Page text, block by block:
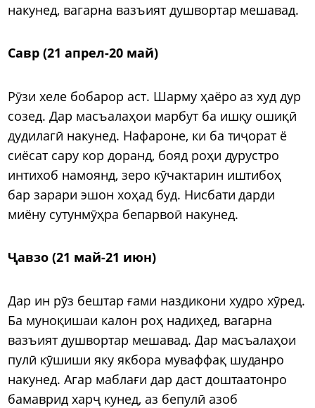
накунед, вагарна вазъият душвортар мешавад.
Савр (21 апрел-20 май)
Рӯзи хеле бобарор аст. Шарму ҳаёро аз худ дур
созед. Дар масъалаҳои марбут ба ишқу ошиқӣ
дудилагӣ накунед. Нафароне, ки ба тиҷорат ё
сиёсат сару кор доранд, бояд роҳи дурустро
интихоб намоянд, зеро кӯчактарин иштибоҳ
бар зарари эшон хоҳад буд. Нисбати дарди
миёну сутунмӯҳра бепарвоӣ накунед.
Ҷавзо (21 май-21 июн)
Дар ин рӯз бештар ғами наздикони худро хӯред.
Ба муноқишаи калон роҳ надиҳед, вагарна
вазъият душвортар мешавад. Дар масъалаҳои
пулӣ кӯшиши яку якбора муваффақ шуданро
накунед. Агар маблағи дар даст доштаатонро
бамаврид харҷ кунед, аз бепулӣ азоб